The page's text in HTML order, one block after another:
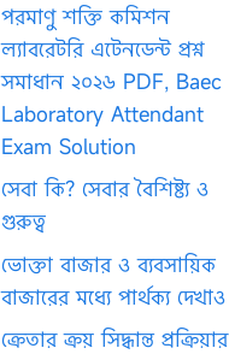
পরমাণু শক্তি কমিশন
ল্যাবরেটরি এটেনডেন্ট প্রশ্ন
সমাধান ২০২৬ PDF, Baec
Laboratory Attendant
Exam Solution
সেবা কি? সেবার বৈশিষ্ট্য ও
গুরুত্ব
ভোক্তা বাজার ও ব্যবসায়িক
বাজারের মধ্যে পার্থক্য দেখাও
ক্রেতার ক্রয় সিদ্ধান্ত প্রক্রিয়ার